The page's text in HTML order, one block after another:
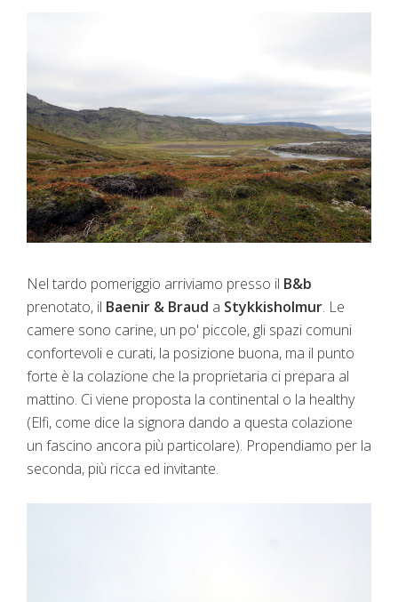
Nel tardo pomeriggio arriviamo presso il B&b
prenotato, il Baenir & Braud a Stykkisholmur. Le
camere sono carine, un po' piccole, gli spazi comuni
confortevoli e curati, la posizione buona, ma il punto
forte è la colazione che la proprietaria ci prepara al
mattino. Ci viene proposta la continental o la healthy
(Elfi, come dice la signora dando a questa colazione
un fascino ancora più particolare). Propendiamo per la
seconda, più ricca ed invitante.